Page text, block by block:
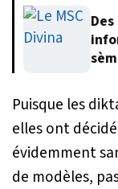
Puisque les
elles ont
évidemment
de modèles,